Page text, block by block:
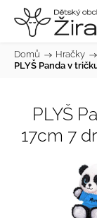
Domů / Hračky /
PLYŠ Panda v
PLYŠ
17cm 7